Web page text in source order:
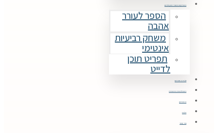
משחקים ומוצרי תוכן זוגיים
הספר לעורר
אהבה
משחק רביעיות
אינטימי
תפריט תוכן
לדייט
זוגות מספרים
השתלמויות והכשרות
מאמרים
חנות
צור קשר